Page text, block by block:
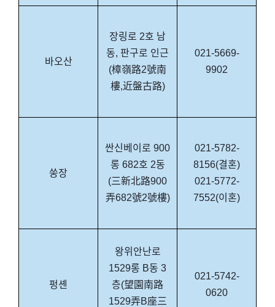
바오산
장링로 2호 남
동, 판구로 인근
(樟嶺路2號南
樓,近盤古路)
021-5669-
9902
쑹장
싼신베이로 900
롱 682호 2동
(三新北路900
弄682號2號樓)
021-5782-
8156(결혼)
021-5772-
7552(이혼)
펑셴
왕위안난로
1529롱 B동 3
층(望園南路
1529弄B座三
021-5742-
0620